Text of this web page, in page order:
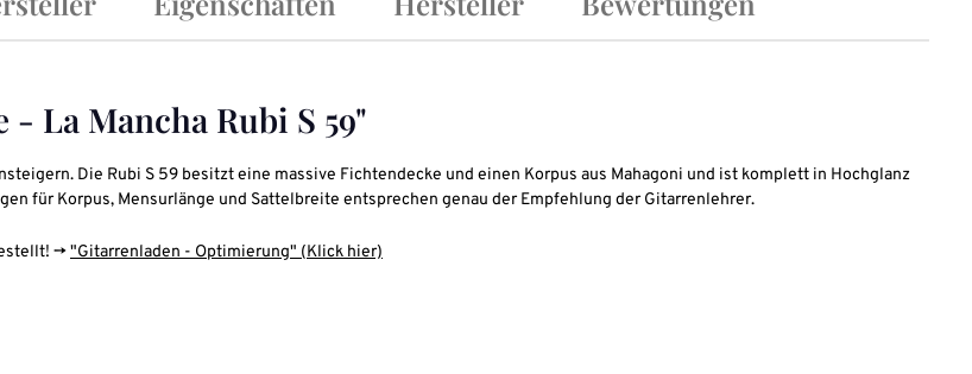
La Mancha Rubi S 59"
Die Rubi S 59 besitzt eine massive Fichtendecke und einen Korpus aus Mahagoni und ist komplett in Hochglanz
für Korpus, Mensurlänge und Sattelbreite entsprechen genau der Empfehlung der Gitarrenlehrer.
->"Gitarrenladen - Optimierung" (Klick hier)